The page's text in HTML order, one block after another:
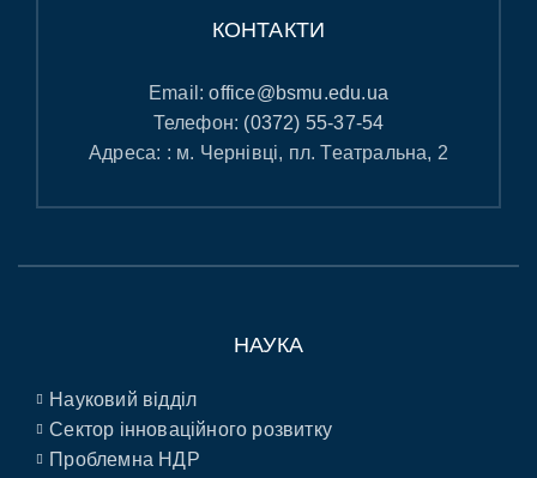
КОНТАКТИ
Email:office@bsmu.edu.ua
Телефон: (0372) 55-37-54
Адреса: : м. Чернівці, пл. Театральна, 2
НАУКА
Науковий відділ
Сектор інноваційного розвитку
Проблемна НДР